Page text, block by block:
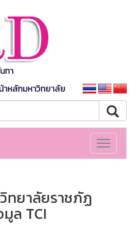
ทา
าหลักมหาวิทยาลัย
Toggle
ทยาลัยราชภัฏ
ล TCI